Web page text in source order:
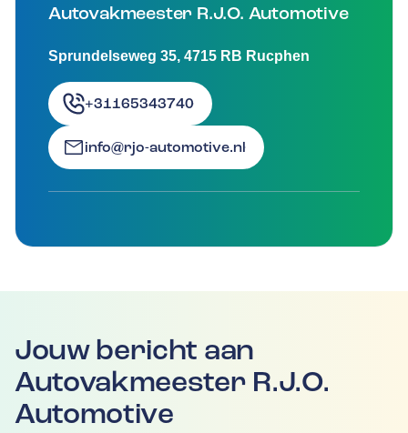
Autovakmeester R.J.O. Automotive
Sprundelseweg 35, 4715 RB Rucphen
+31165343740
info@rjo-automotive.nl
Jouw bericht aan
Autovakmeester R.J.O.
Automotive